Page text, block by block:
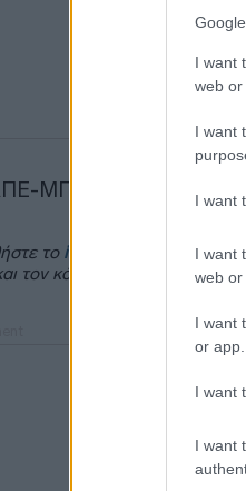
I want
web or
I want
I want
I want
web or
I want
or app.
I want
I want
ΜΠΕ
το insider.gr στο Google
τον κόσμο.